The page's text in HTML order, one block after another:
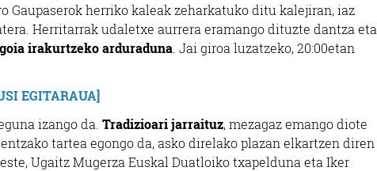
Gaupaserok herriko kaleak zeharkatuko ditu kalejiran, iaz
Herritarrak udaletxe aurrera eramango dituzte dantza eta
irakurtzeko arduraduna . Jai giroa luzatzeko, 20:00etan
EGITARAUA]
izango da. Tradizioari jarraituz, mezagaz emango diote
tartea egongo da, asko direlako plazan elkartzen diren
Ugaitz Mugerza Euskal Duatloiko txapelduna eta Iker